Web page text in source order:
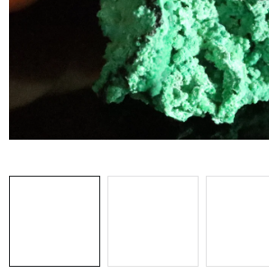
NALEZIŠTĚ
VIDEOGALERIE